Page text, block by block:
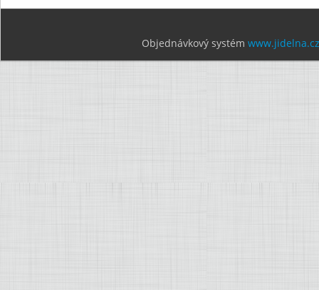
Objednávkový systém www.jidelna.cz